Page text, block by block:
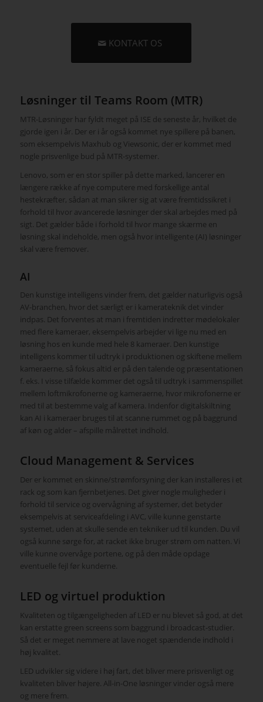
KONTAKT OS
Løsninger til Teams Room (MTR)
MTR-Løsninger har fyldt meget på ISE de seneste år, hvilket de
gjorde igen i år. Der er i år også kommet nye spillere på banen,
som eksempelvis Maxhub og Viewsonic, der er kommet med
nogle prisvenlige bud på MTR-systemer.
Lenovo, som er en stor spiller på dette marked, lancerer en
længere række af nye computere med forskellige antal
hestekræfter, sådan at man sikrer sig at være fremtidssikret i
forhold til hvor avancerede løsninger der skal arbejdes med på
sigt. Det gælder både i forhold til hvor mange skærme en
løsning skal indeholde, men også hvor intelligente (AI) løsninger
skal være fremover.
AI
Den kunstige intelligens vinder frem, det gælder naturligvis også
AV-branchen, hvor det særligt er i kamerateknik det vinder
indpas. Det forventes at man i fremtiden indretter mødelokaler
med flere kameraer, eksempelvis arbejder vi lige nu med en
løsning hos en kunde med hele 8 kameraer. Den kunstige
intelligens kommer til udtryk i produktionen og skiftene mellem
kameraerne, så fokus altid er på den talende og præsentationen
f. eks. I visse tilfælde kommer det også til udtryk i sammenspillet
mellem loftmikrofonerne og kameraerne, hvor mikrofonerne er
med til at bestemme valg af kamera. Indenfor digitalskiltning
kan AI i kameraer bruges til at scanne rummet og på baggrund
af køn og alder – afspille målrettet indhold.
Cloud Management & Services
Der er kommet en skinne/strømforsyning der kan installeres i et
rack og som kan fjernbetjenes. Det giver nogle muligheder i
forhold til service og overvågning af systemer, det betyder
eksempelvis at serviceafdeling i AVC, ville kunne genstarte
systemet, uden at skulle sende en tekniker ud til kunden. Du vil
også kunne sørge for, at racket ikke bruger strøm om natten. Vi
ville kunne overvåge portene, og på den måde opdage
eventuelle fejl før kunderne.
LED og virtuel produktion
Kvaliteten og tilgængeligheden af LED er nu blevet så god, at det
kan erstatte green screens som baggrund i broadcast-studier.
Så det er meget nemmere at lave noget spændende indhold i
høj kvalitet.
LED udvikler sig videre i høj fart, det bliver mere prisvenligt og
kvaliteten bliver højere. All-in-One løsninger vinder også mere
og mere frem.